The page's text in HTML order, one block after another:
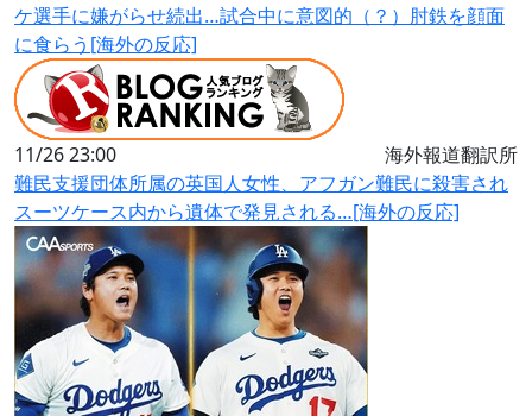
ケ選手に嫌がらせ続出…試合中に意図的（？）肘鉄を顔面
に食らう[海外の反応]
11/26 23:00
海外報道翻訳所
難民支援団体所属の英国人女性、アフガン難民に殺害され
スーツケース内から遺体で発見される…[海外の反応]